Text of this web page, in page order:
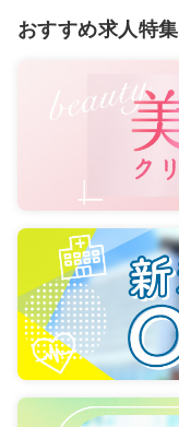
おすすめ求人特集